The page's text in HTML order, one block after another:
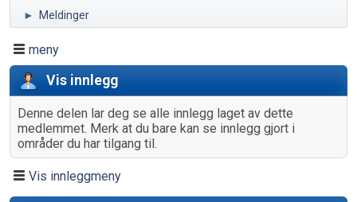
►
Meldinger
meny
Vis innlegg
Denne delen lar deg se alle innlegg laget av dette
medlemmet. Merk at du bare kan se innlegg gjort i
områder du har tilgang til.
Vis innleggmeny